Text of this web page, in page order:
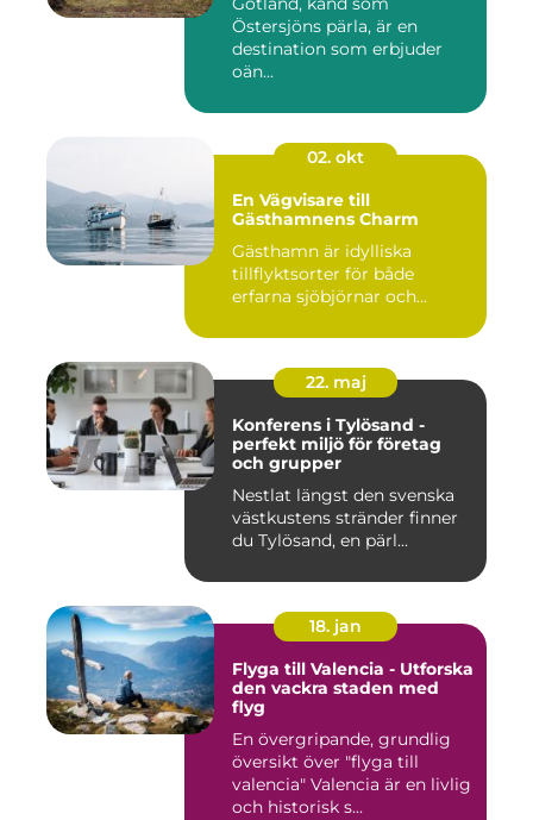
Östersjöns pärla, är en
destination som erbjuder
oän...
02. okt
En Vägvisare till
Gästhamnens Charm
Gästhamn är idylliska
tillflyktsorter för både
erfarna sjöbjörnar och...
22. maj
Konferens i Tylösand -
perfekt miljö för företag
och grupper
Nestlat längst den svenska
västkustens stränder finner
du Tylösand, en pärl...
18. jan
Flyga till Valencia - Utforska
den vackra staden med
flyg
En övergripande, grundlig
översikt över "flyga till
valencia" Valencia är en livlig
och historisk s...